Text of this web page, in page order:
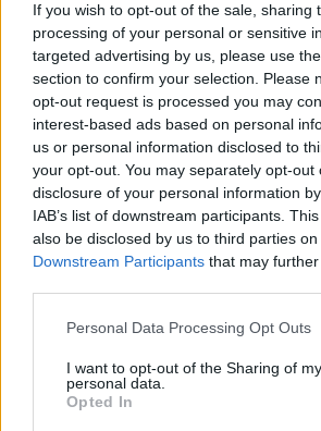
If you wish to opt-out of the sale, sharing
processing of your personal or sensitive
targeted advertising by us, please use
section to confirm your selection. Please
opt-out request is processed you may
interest-based ads based on personal
us or personal information disclosed to
your opt-out. You may separately opt-out
disclosure of your personal information
IAB’s list of downstream participants.
also be disclosed by us to third parties on
Downstream Participants that may
Please note that this website/app uses
not limited to your visit or usage
grant or deny consent to Google and its
use your data for below specified
Personal Data Processing Opt Outs
I want to opt-out of the Sharing of my
personal data.
Opted In
Η πρώτη κίνηση θα πρέπει να
για την αιτία της διακοπής
μπορεί να συμβεί είτε
αρμόδια εταιρεία ύδρευσης, είτε
ιστοσελίδα της.
Αποθηκεύουμε νερό
Εάν η διακοπή υδροδότησης
θα πρέπει να αποθηκεύσουμε νερό
ανάγκες. Μπορούμε να γεμίσουμε
Προστασία σπιτιού